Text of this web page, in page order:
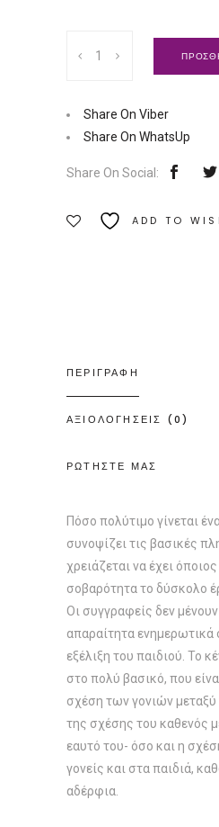
και
στην
Οικογένεια
Εκδόσεις
Ασημάκης
Share On Viber
Share On WhatsUp
Share On Social:
ADD TO
ΠΕΡΙΓΡΑΦΗ
ΑΞΙΟΛΟΓΗΣΕΙΣ (0)
ΡΩΤΗΣΤΕ ΜΑΣ
Πόσο πολύτιμο γίνεται
συνοψίζει τις βασικές
χρειάζεται να έχει
σοβαρότητα το δύσκολο
Οι συγγραφείς δεν
απαραίτητα ενημερωτικά
εξέλιξη του παιδιού. Το
στο πολύ βασικό, που
σχέση των γονιών
της σχέσης του καθενός
εαυτό του- όσο και η
γονείς και στα παιδιά,
αδέρφια.